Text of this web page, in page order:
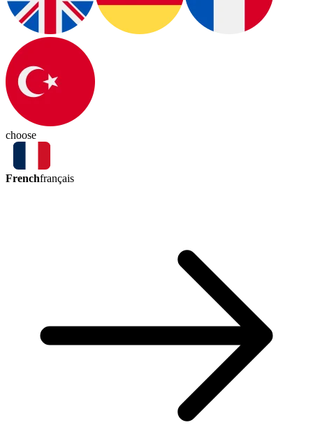
choose
Frenchfrançais